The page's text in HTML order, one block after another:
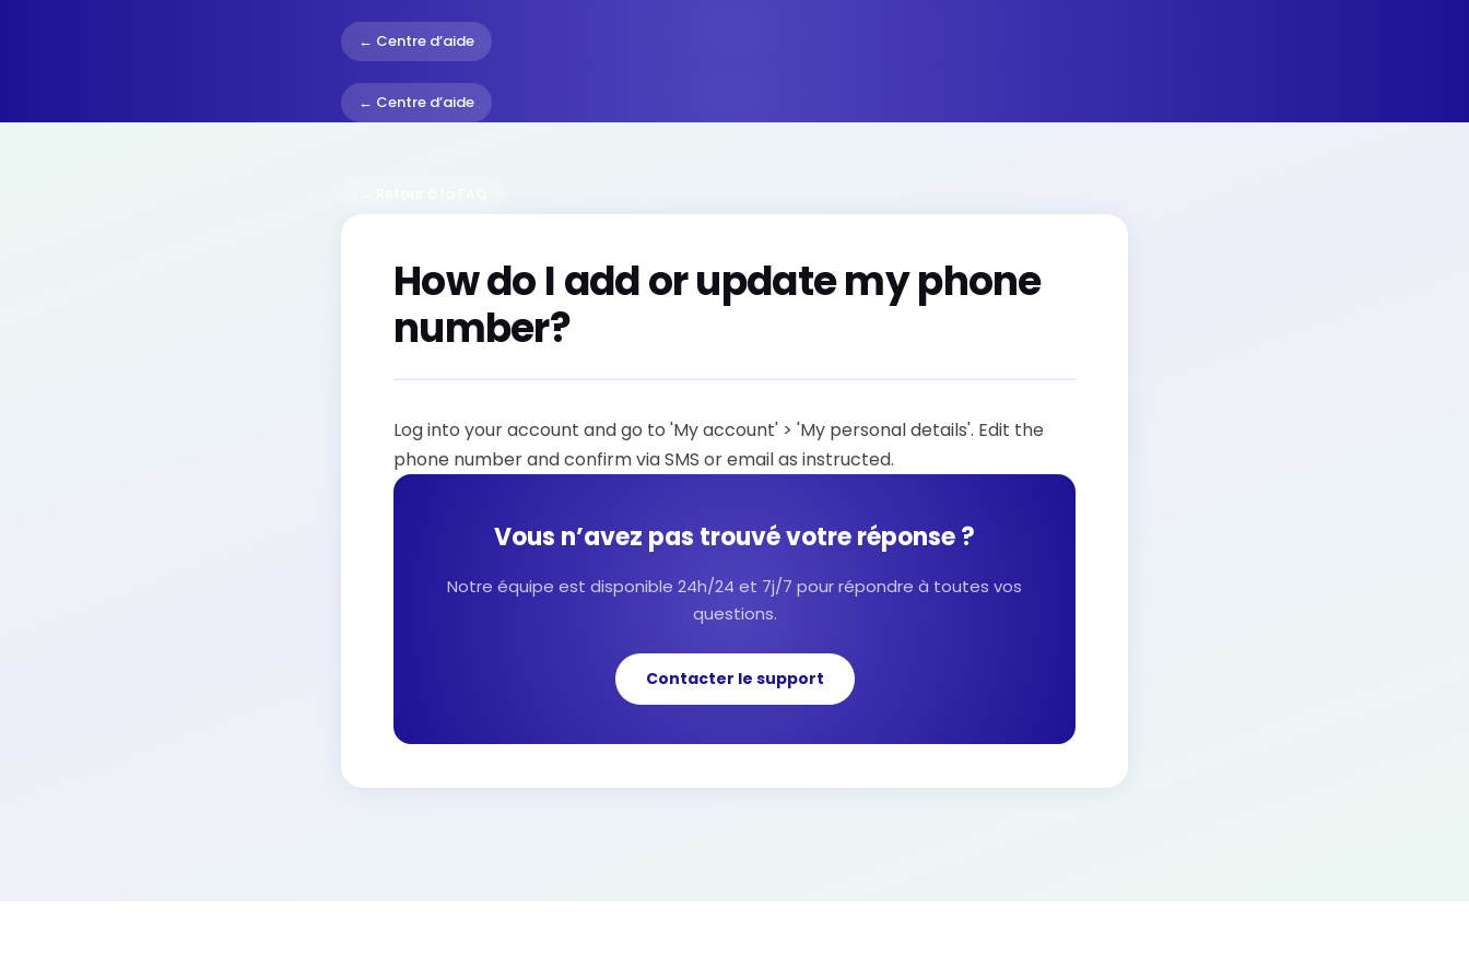
← Centre d’aide
← Centre d’aide
How do I add or update my phone
number?
Log into your account and go to 'My account' > 'My personal details'. Edit the
phone number and confirm via SMS or email as instructed.
Vous n’avez pas trouvé votre réponse ?
Notre équipe est disponible 24h/24 et 7j/7 pour répondre à toutes vos
questions.
Contacter le support